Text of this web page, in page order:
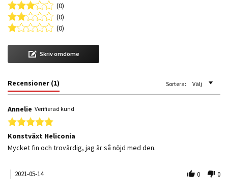
(0)
(0)
(0)
Skriv omdöme
Recensioner (1) Sortera: Välj
Annelie Verifierad kund
5.0 star rating
Konstväxt Heliconia
Review by Annelie on 14 May 2021
review stating Konstväxt Heliconia
Mycket fin och trovärdig, jag är så nöjd med den.
2021-05-14 0 0